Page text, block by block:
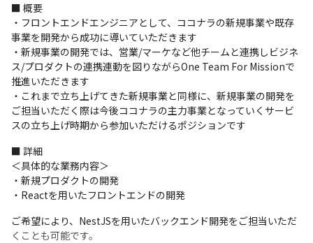
■ 概要
・フロントエンドエンジニアとして、ココナラの新規事業や既存
事業を開発から成功に導いていただきます
・新規事業の開発では、営業/マーケなど他チームと連携しビジネ
ス/プロダクトの連携連動を図りながらOne Team For Missionで
推進いただきます
・これまで立ち上げてきた新規事業と同様に、新規事業の開発を
ご担当いただく際は今後ココナラの主力事業となっていくサービ
スの立ち上げ時期から参加いただけるポジションです
■ 詳細
＜具体的な業務内容＞
・新規プロダクトの開発
・Reactを用いたフロントエンドの開発
ご希望により、NestJSを用いたバックエンド開発をご担当いただ
くことも可能です。